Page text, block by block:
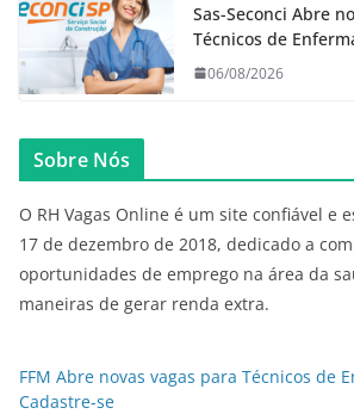
Sas-Seconci Abre
Técnicos de
06/08/2026
Sobre Nós
O RH Vagas Online é um site confiável e
17 de dezembro de 2018, dedicado a
oportunidades de emprego na área da
maneiras de gerar renda extra.
FFM Abre novas vagas para Técnicos de
Cadastre-se